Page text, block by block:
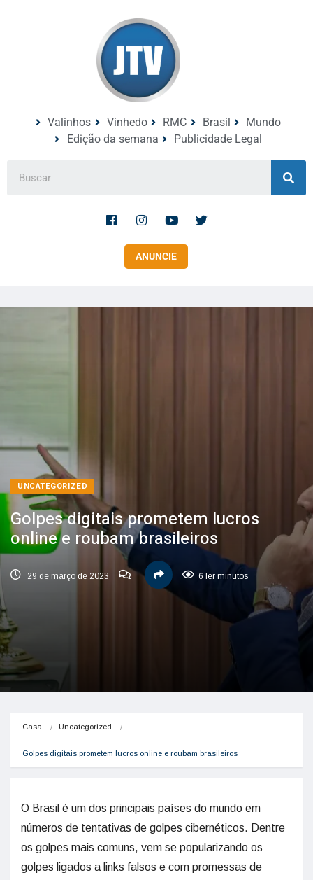
Valinhos Vinhedo RMC Brasil
Mundo
Edição da semana
Publicidade Legal
ANUNCIE
UNCATEGORIZED
Golpes digitais prometem lucros
online e roubam brasileiros
29 de março de 2023 6 ler minutos
Casa Uncategorized
Golpes digitais prometem lucros online e roubam brasileiros
O Brasil é um dos principais países do mundo em
números de tentativas de golpes cibernéticos. Dentre
os golpes mais comuns, vem se popularizando os
golpes ligados a links falsos e com promessas de